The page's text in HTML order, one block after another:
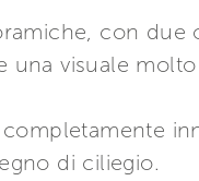
con due
visuale molto
di ciliegio.